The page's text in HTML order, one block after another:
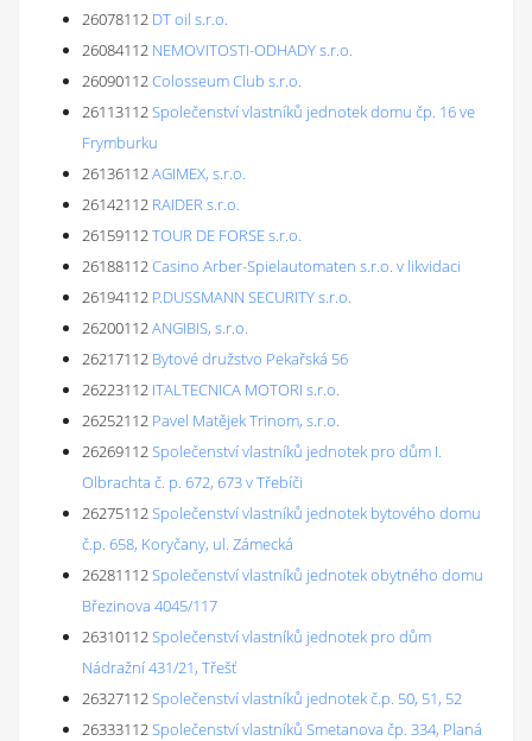
26078112 DT oil s.r.o.
26084112 NEMOVITOSTI-ODHADY s.r.o.
26090112Colosseum Club s.r.o.
26113112Společenství vlastníků jednotek domu čp. 16 ve
Frymburku
26136112AGIMEX, s.r.o.
26142112 RAIDER s.r.o.
26159112TOUR DE FORSE s.r.o.
26188112Casino Arber-Spielautomaten s.r.o. v likvidaci
26194112 P.DUSSMANN SECURITY s.r.o.
26200112ANGIBIS, s.r.o.
26217112 Bytové družstvo Pekařská 56
26223112 ITALTECNICA MOTORI s.r.o.
26252112 Pavel Matějek Trinom, s.r.o.
26269112Společenství vlastníků jednotek pro dům I.
Olbrachta č. p. 672, 673 v Třebíči
26275112Společenství vlastníků jednotek bytového domu
č.p. 658, Koryčany, ul. Zámecká
26281112Společenství vlastníků jednotek obytného domu
Březinova 4045/117
26310112Společenství vlastníků jednotek pro dům
Nádražní 431/21, Třešť
26327112Společenství vlastníků jednotek č.p. 50, 51, 52
26333112Společenství vlastníků Smetanova čp. 334, Planá